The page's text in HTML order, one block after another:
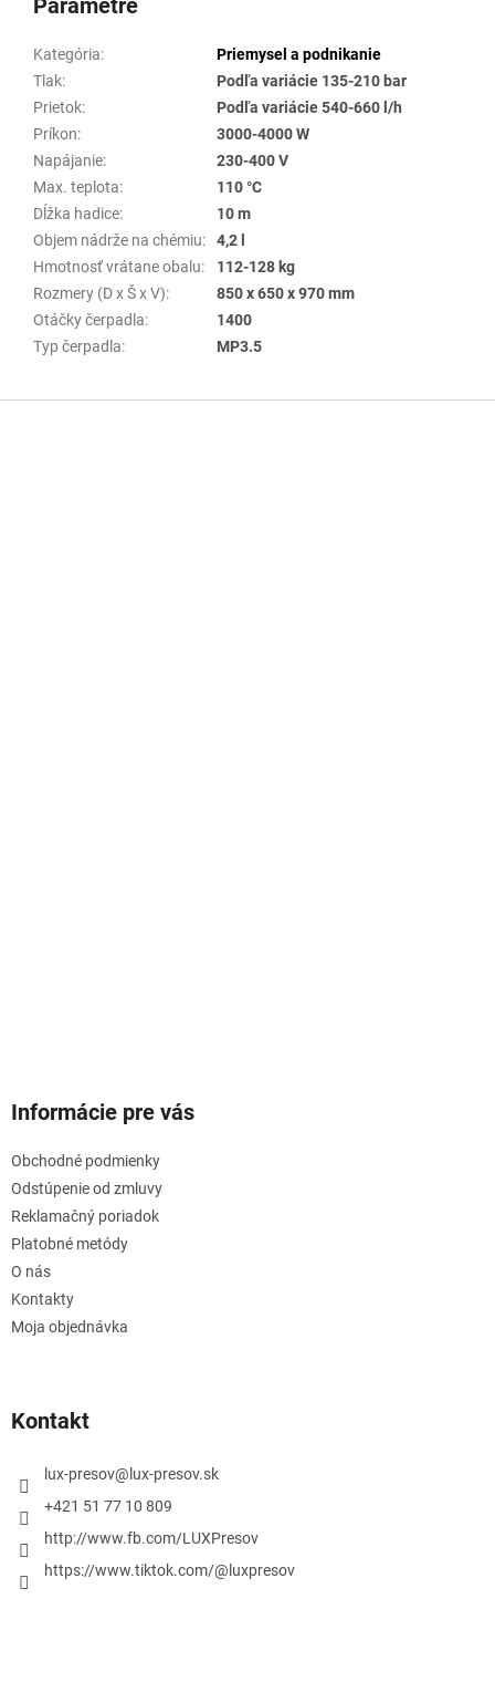
Parametre
Kategória:
Priemysel a podnikanie
Tlak:
Podľa variácie 135-210 bar
Prietok:
Podľa variácie 540-660 l/h
Príkon:
3000-4000 W
Napájanie:
230-400 V
Max. teplota:
110 °C
Dĺžka hadice:
10 m
Objem nádrže na chémiu:
4,2 l
Hmotnosť vrátane obalu:
112-128 kg
Rozmery (D x Š x V):
850 x 650 x 970 mm
Otáčky čerpadla:
1400
Typ čerpadla: MP3.5
Informácie pre vás
Obchodné podmienky
Odstúpenie od zmluvy
Reklamačný poriadok
Platobné metódy
O nás
Kontakty
Moja objednávka
Kontakt
lux-presov@ lux-presov.sk
+421 51 77 10 809
http://www.fb.com/LUXPresov
https://www.tiktok.com/@luxpresov